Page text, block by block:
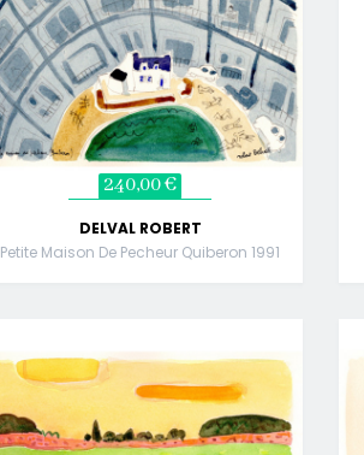
240,00 €
DELVAL ROBERT
Petite Maison De Pecheur Quiberon 1991